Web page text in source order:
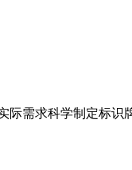
需求科学制定标